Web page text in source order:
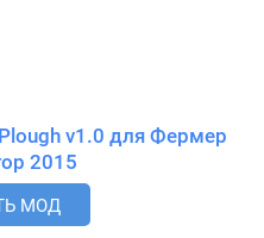
v1.0 для Фермер
Симулятор 2015
МОД